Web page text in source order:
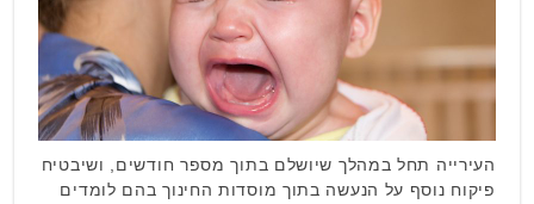
העירייה תחל במהלך שיושלם בתוך מספר חודשים, ושיבטיח
פיקוח נוסף על הנעשה בתוך מוסדות החינוך בהם לומדים